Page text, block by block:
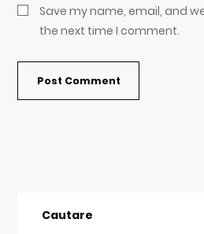
Save my name, email, and
the next time I comment.
Cautare